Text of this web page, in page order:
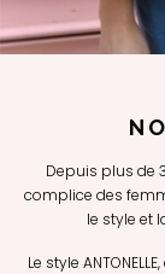
Depuis plus de
complice des
le style et
Le style